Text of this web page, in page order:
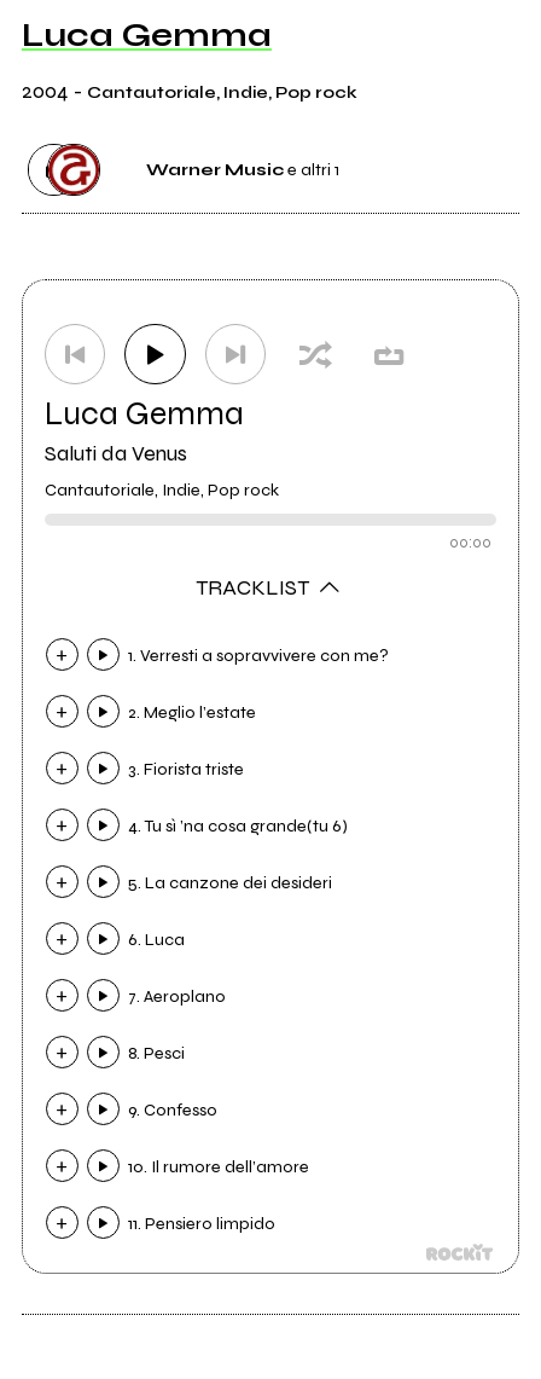
Luca Gemma
2004 - Cantautoriale, Indie, Pop rock
Warner Musice altri 1
Luca Gemma
Saluti da Venus
Cantautoriale, Indie, Pop rock
00:00
TRACKLIST
1. Verresti a sopravvivere con me?
2. Meglio l’estate
3. Fiorista triste
4. Tu sì ’na cosa grande(tu 6)
5. La canzone dei desideri
6. Luca
7. Aeroplano
8. Pesci
9. Confesso
10. Il rumore dell’amore
11. Pensiero limpido